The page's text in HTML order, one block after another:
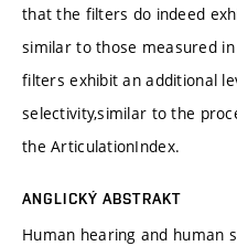
that the filters do indeed
similar to those measured
filters exhibit an additional
selectivity,similar to the
the ArticulationIndex.
ANGLICKÝ ABSTRAKT
Human hearing and human